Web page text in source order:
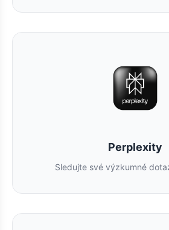
Perplexity
Sledujte své výzkumné